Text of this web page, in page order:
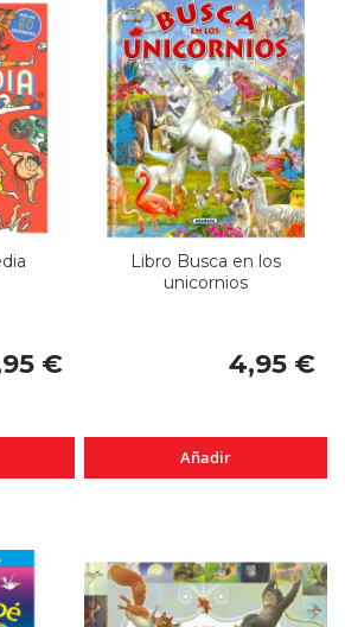
€
Libro Busca en los
unicornios
4,95 €
Añadir